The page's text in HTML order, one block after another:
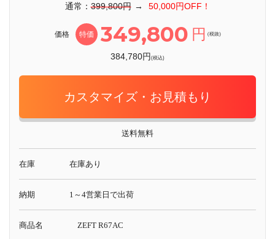
通常：399,800円 → 50,000円OFF！
価格 特価 349,800 円 (税抜)
384,780円(税込)
カスタマイズ・お見積もり
送料無料
在庫 在庫あり
納期 1～4営業日で出荷
商品名 ZEFT R67AC